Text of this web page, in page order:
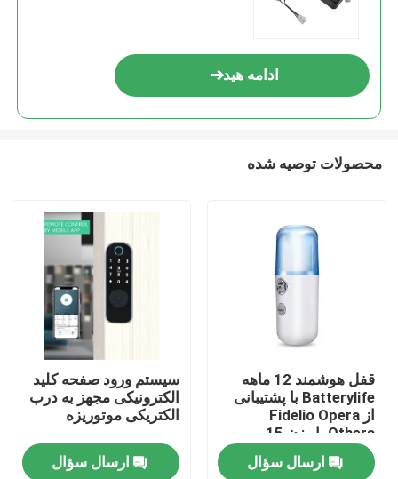
ادامه هید
محصولات توصیه شده
قفل هوشمند 12 ماهه
Batterylife با پشتیبانی
از Fidelio Opera
Others با وزن 15
کیلوگرم مناسب برای راه
حل های امنیتی هتل
ارسال سؤال
سیستم ورود صفحه کلید
الکترونیکی مجهز به درب
الکتریکی موتوریزه
ارسال سؤال